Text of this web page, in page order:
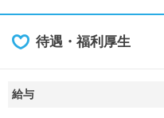
待遇・福利厚生
給与